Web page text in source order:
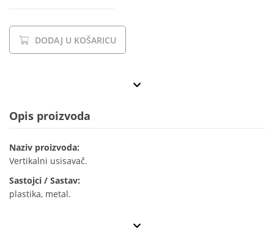
DODAJ U KOŠARICU
Opis proizvoda
Naziv proizvoda:
Vertikalni usisavač.
Sastojci / Sastav:
plastika, metal.